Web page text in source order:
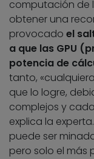
computación de
obtener una
provocado el
a que las GPU
potencia de
tanto,
que lo logre,
complejos y
explica la
puede ser
pero solo el más